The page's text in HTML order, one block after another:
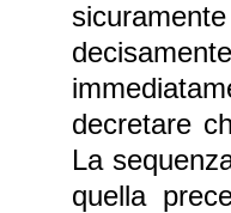
decretare
La
quella